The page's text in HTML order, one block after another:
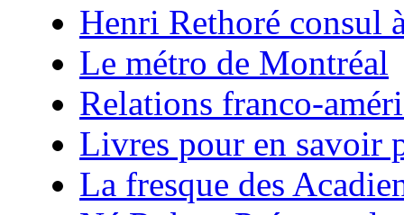
Henri Rethoré consul
Le métro de Montréal
Relations franco-
Livres pour en savoir
La fresque des